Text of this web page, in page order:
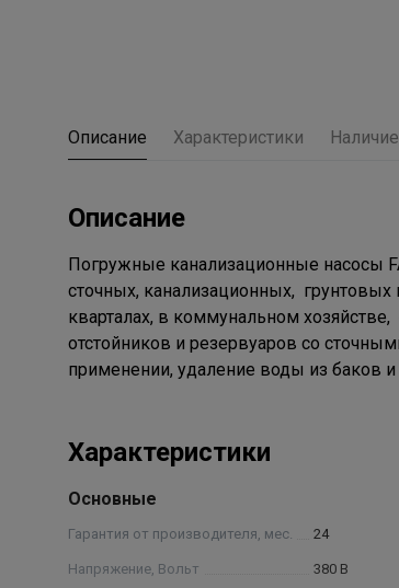
Описание Характеристики Наличие
Описание
Погружные канализационные насосы
сточных, канализационных,
кварталах, в коммунальном
отстойников и резервуаров со
применении, удаление воды из баков и
Характеристики
Основные
Гарантия от производителя, мес. 24
Напряжение, Вольт 380 В